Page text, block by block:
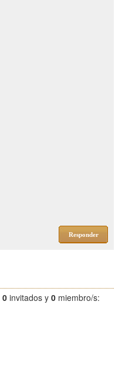
Responder
0 invitados y 0 miembro/s: